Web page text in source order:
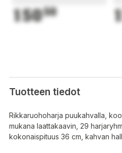
15050
Tuotteen tiedot
Rikkaruohoharja puukahvalla,
mukana laattakaavin, 29
kokonaispituus 36 cm, kahvan